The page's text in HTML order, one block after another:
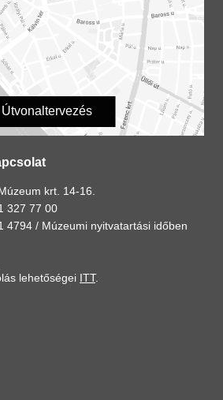
Útvonaltervezés
krt. 14-16.
327 77 00
4794 / Múzeumi nyitvatartási időben
lehetőségei ITT.